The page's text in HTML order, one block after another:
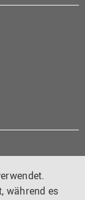
während es